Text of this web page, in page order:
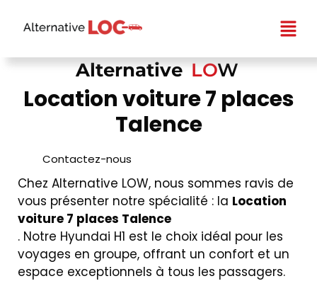
AlternativeLOW
Location voiture 7 places
Talence
Contactez-nous
Chez Alternative LOW, nous sommes ravis de
vous présenter notre spécialité : la Location
voiture 7 places Talence
. Notre Hyundai H1 est le choix idéal pour les
voyages en groupe, offrant un confort et un
espace exceptionnels à tous les passagers.